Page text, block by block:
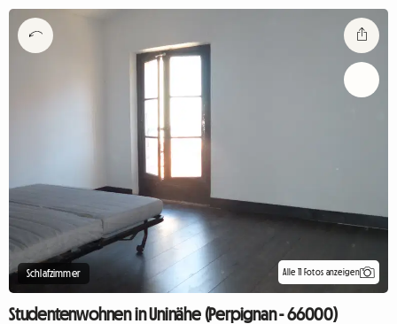
Schlafzimmer Alle 11 Fotos anzeigen
Studentenwohnen in Uninähe (Perpignan - 66000)